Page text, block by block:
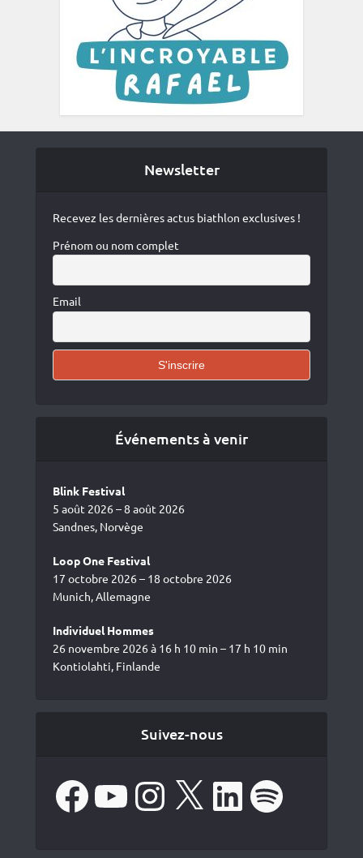
Newsletter
Recevez les dernières actus biathlon exclusives !
Prénom ou nom complet
Email
Événements à venir
Blink Festival
5 août 2026 – 8 août 2026
Sandnes, Norvège
Loop One Festival
17 octobre 2026 – 18 octobre 2026
Munich, Allemagne
Individuel Hommes
26 novembre 2026 à 16 h 10 min – 17 h 10 min
Kontiolahti, Finlande
Suivez-nous
FacebookYouTube Instagram LinkedIn Spotify